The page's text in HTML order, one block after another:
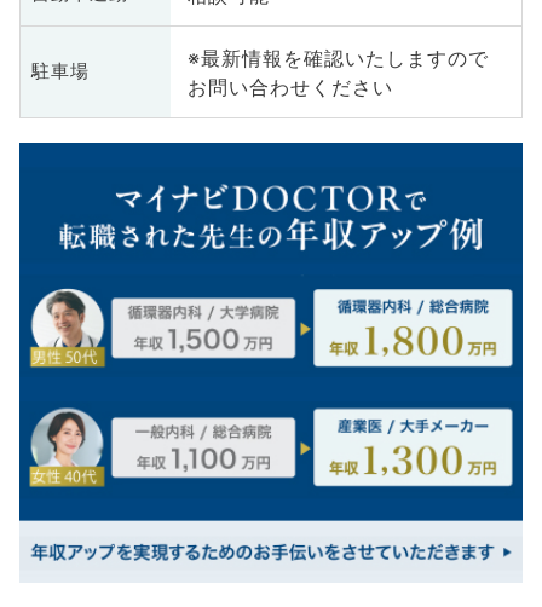
駐車場
※最新情報を確認いたしますので
お問い合わせください